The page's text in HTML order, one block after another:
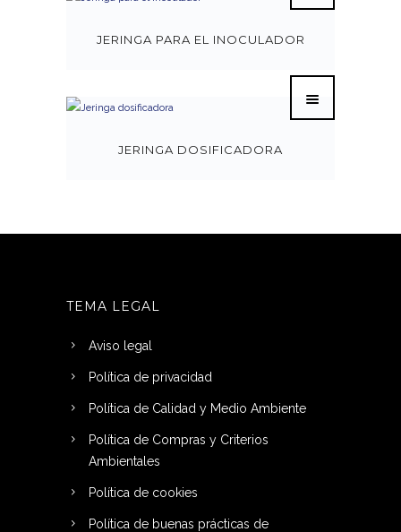
JERINGA PARA EL INOCULADOR
JERINGA DOSIFICADORA
TEMA LEGAL
Aviso legal
Política de privacidad
Política de Calidad y Medio Ambiente
Política de Compras y Criterios
Ambientales
Política de cookies
Política de buenas prácticas de